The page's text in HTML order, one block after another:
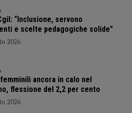
“Inclusione, servono
e scelte pedagogiche solide”
2026
ancora in calo nel
flessione del 2,2 per cento
2026